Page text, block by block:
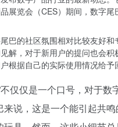
展览会（CES）期间，数字
尾巴的社区氛围相对比较友好
解，对于新用户的提问也会
根据自己的实际使用情况给
不仅仅是一个口号，对于
说，这是一个能引起共